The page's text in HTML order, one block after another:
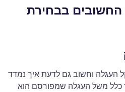
החשובים בבחירת
העגלה וחשוב גם לדעת איך נמדד
כלל משל העגלה שמפורסם הוא